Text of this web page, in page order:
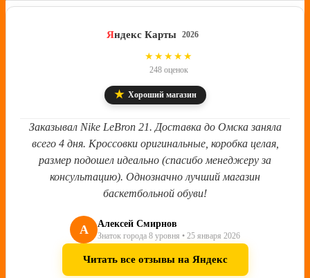
Яндекс Карты 2026
★★★★★
248 оценок
★ Хороший магазин
Заказывал Nike LeBron 21. Доставка до Омска заняла
всего 4 дня. Кроссовки оригинальные, коробка целая,
размер подошел идеально (спасибо менеджеру за
консультацию). Однозначно лучший магазин
баскетбольной обуви!
А Алексей Смирнов
Знаток города 8 уровня • 25 января 2026
Читать все отзывы на Яндекс